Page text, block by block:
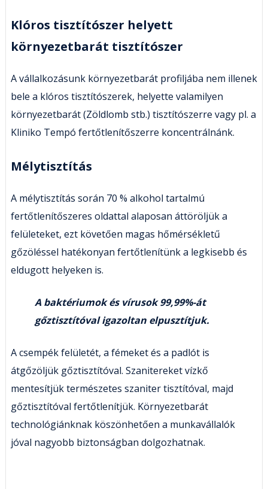
Klóros tisztítószer helyett
környezetbarát tisztítószer
A vállalkozásunk környezetbarát profiljába nem illenek
bele a klóros tisztítószerek, helyette valamilyen
környezetbarát (Zöldlomb stb.) tisztítószerre vagy pl. a
Kliniko Tempó fertőtlenítőszerre koncentrálnánk.
Mélytisztítás
A mélytisztítás során 70 % alkohol tartalmú
fertőtlenítőszeres oldattal alaposan áttöröljük a
felületeket, ezt követően magas hőmérsékletű
gőzöléssel hatékonyan fertőtlenítünk a legkisebb és
eldugott helyeken is.
A baktériumok és vírusok 99,99%-át
gőztisztítóval igazoltan elpusztítjuk.
A csempék felületét, a fémeket és a padlót is
átgőzöljük gőztisztítóval. Szanitereket vízkő
mentesítjük természetes szaniter tisztítóval, majd
gőztisztítóval fertőtlenítjük. Környezetbarát
technológiánknak köszönhetően a munkavállalók
jóval nagyobb biztonságban dolgozhatnak.